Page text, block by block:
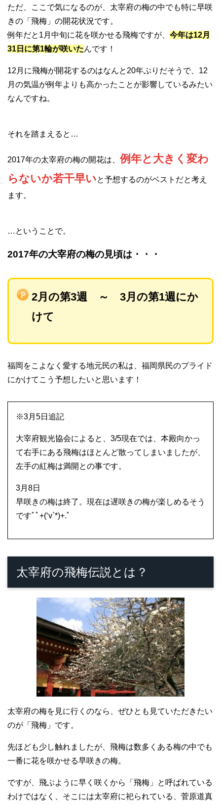
ただ、ここで気になるのが、太宰府の梅の中でも特に早咲
きの「飛梅」の開花状況です。
例年だと1月中旬に花を咲かせる飛梅ですが、 今年は12月
31日に第1輪が咲いたんです！
12月に飛梅が開花するのはなんと20年ぶりだそうで、12
月の気温が例年よりも高かったことが影響しているみたい
なんですね。
それを踏まえると…
2017年の太宰府の梅の開花は、 例年と大きく変わ
らないか若干早いと予想するのがベストだと考え
ます。
…ということで。
2017年の大宰府の梅の見頃は・・・
2月の第3週 ～ 3月の第1週にか
けて
福岡をこよなく愛する地元民の私は、福岡県民のプライド
にかけてこう予想したいと思います！
※3月5日追記
大宰府観光協会によると、3/5現在では、本殿向かっ
て右手にある飛梅はほとんど散ってしまいましたが、
左手の紅梅は満開との事です。
3月8日
早咲きの梅は終了。現在は遅咲きの梅が楽しめるそう
ですﾟﾟ+(‘v`*)+.ﾟ
太宰府の飛梅伝説とは？
太宰府の梅を見に行くのなら、ぜひとも見ていただきたい
のが「飛梅」です。
先ほども少し触れましたが、飛梅は数多くある梅の中でも
一番に花を咲かせる早咲きの梅。
ですが、飛ぶように早く咲くから「飛梅」と呼ばれている
わけではなく、そこには太宰府に祀られている、菅原道真